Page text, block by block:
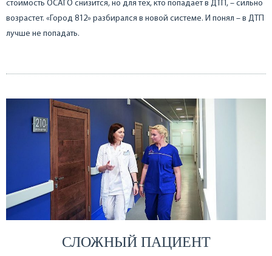
стоимость ОСАГО снизится, но для тех, кто попадает в ДТП, – сильно
возрастет. «Город 812» разбирался в новой системе. И понял – в ДТП
лучше не попадать.
СЛОЖНЫЙ ПАЦИЕНТ